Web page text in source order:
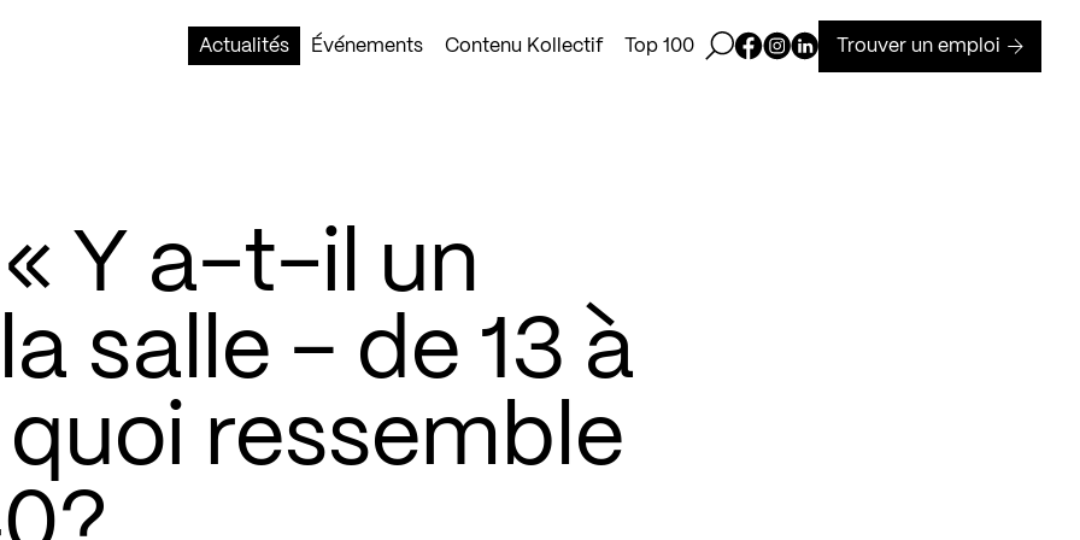
Actualités
Événements Contenu Kollectif Top 100 Ouvrir la barre de recherche
Page Facebook de Kollectif
Page Instagram de Kollectif
Page Linkedin de Kollectif
Trouver un emploi
Y a-t-il un
salle – de 13 à
quoi ressemble